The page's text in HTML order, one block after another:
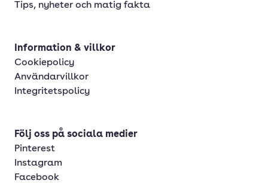
Tips, nyheter och matig fakta
Information & villkor
Cookiepolicy
Användarvillkor
Integritetspolicy
Följ oss på sociala medier
Pinterest
Instagram
Facebook